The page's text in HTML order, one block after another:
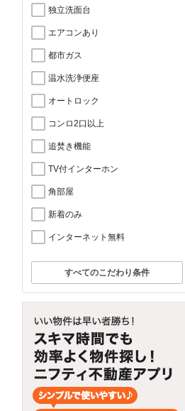
独立洗面台
エアコンあり
都市ガス
温水洗浄便座
オートロック
コンロ2口以上
追焚き機能
TV付インターホン
角部屋
新着のみ
インターネット無料
すべてのこだわり条件